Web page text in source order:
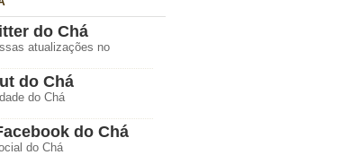
do Chá
atualizações no
do Chá
do Chá
do Chá
do Chá